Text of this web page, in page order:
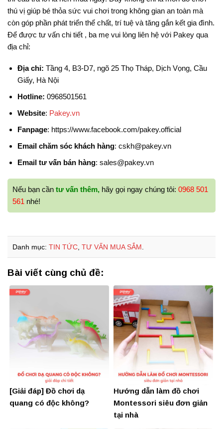
thú vị giúp bé thỏa sức vui chơi trong không gian an toàn mà
còn góp phần phát triển thể chất, trí tuệ và tăng gắn kết gia đình.
Để được tư vấn chi tiết , ba mẹ vui lòng liên hệ với Pakey qua
địa chỉ:
Địa chỉ: Tầng 4, B3-D7, ngõ 25 Thọ Tháp, Dịch Vọng, Cầu
Giấy, Hà Nội
Hotline: 0968501561
Website: Pakey.vn
Fanpage: https://www.facebook.com/pakey.official
Email chăm sóc khách hàng: cskh@pakey.vn
Email tư vấn bán hàng: sales@pakey.vn
Nếu bạn cần tư vấn thêm, hãy gọi ngay chúng tôi: 0968 501
561 nhé!
Danh mục: TIN TỨC TƯ VẤN MUA SẮM
Bài viết cùng chủ đề:
[Giải đáp] Đồ chơi dạ
quang có độc không?
Hướng dẫn làm đồ chơi
Montessori siêu đơn giản
tại nhà